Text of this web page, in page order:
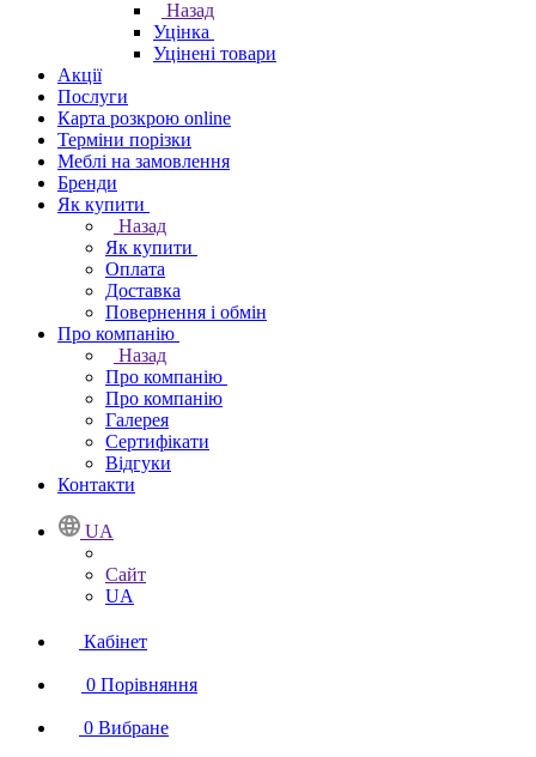
Назад
Уцінка
Уцінені товари
Акції
Послуги
Карта розкрою online
Терміни порізки
Меблі на замовлення
Бренди
Як купити
Назад
Як купити
Оплата
Доставка
Повернення і обмін
Про компанію
Назад
Про компанію
Про компанію
Галерея
Сертифікати
Відгуки
Контакти
UA
Сайт
UA
Кабінет
0 Порівняння
0 Вибране